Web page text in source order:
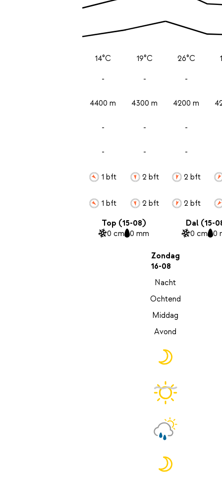
14°C
-
4400 m
-
-
1 bft
1 bft
19°C
-
4300 m
-
-
2 bft
2 bft
26°C
-
4200 m
-
-
2 bft
2 bft
Top (15-08)
0 cm 0 mm
Dal (15-
0 cm 0
Zondag
16-08
Nacht
Ochtend
Middag
Avond